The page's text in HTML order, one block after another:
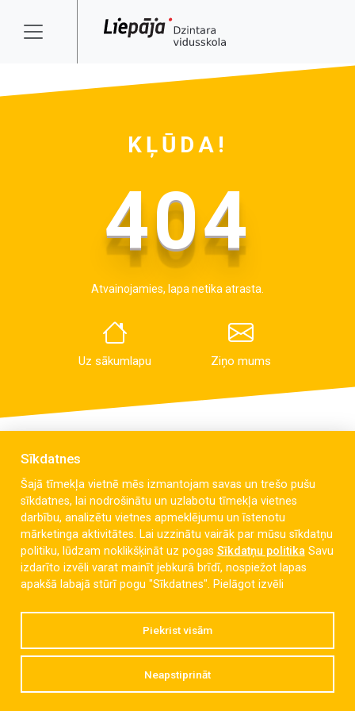
KĻŪDA!
404
Atvainojamies, lapa netika atrasta.
Uz sākumlapu Ziņo mums
Celmu iela 6, Liepāja, LV-3405
dzintaravsk@liepaja.edu.lv
+371 634 427 10
Sīkdatnes
Šajā tīmekļa vietnē mēs izmantojam savas un trešo pušu
sīkdatnes, lai nodrošinātu un uzlabotu tīmekļa vietnes
darbību, analizētu vietnes apmeklējumu un īstenotu
mārketinga aktivitātes. Lai uzzinātu vairāk par mūsu sīkdatņu
politiku, lūdzam noklikšķināt uz pogas Sīkdatņu politikaSavu
izdarīto izvēli varat mainīt jebkurā brīdī, nospiežot lapas
apakšā labajā stūrī pogu "Sīkdatnes". Pielāgot izvēli
Piekrist visām
Neapstiprināt